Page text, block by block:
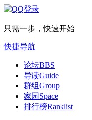
只需一步，快速开始
快捷导航
论坛BBS
导读Guide
群组Group
家园 Space
排行榜Ranklist